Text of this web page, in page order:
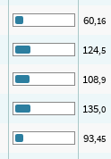
60,16
124,5
108,9
135,0
93,45